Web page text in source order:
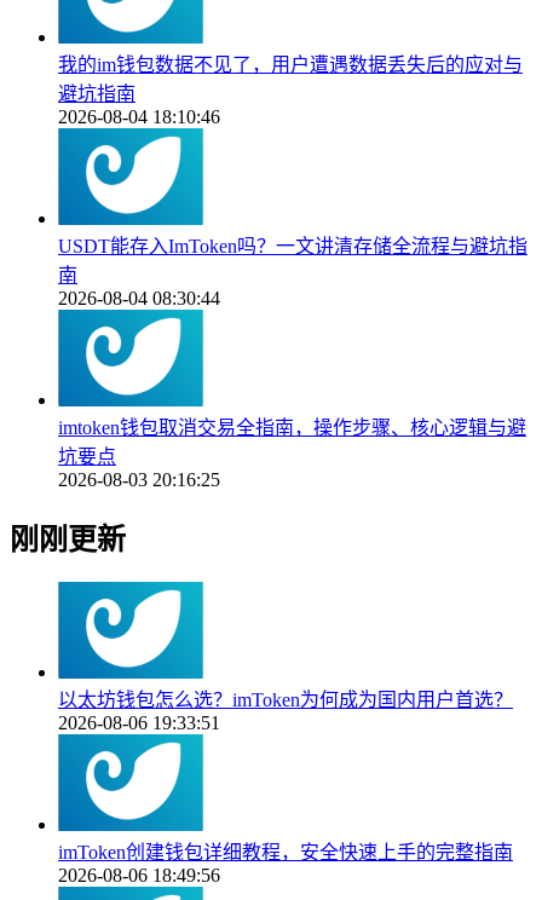
我的im钱包数据不见了，用户遭遇数据丢失后的应对与
避坑指南
2026-08-04 18:10:46
USDT能存入ImToken吗？一文讲清存储全流程与避坑指
南
2026-08-04 08:30:44
imtoken钱包取消交易全指南，操作步骤、核心逻辑与避
坑要点
2026-08-03 20:16:25
刚刚更新
以太坊钱包怎么选？imToken为何成为国内用户首选？
2026-08-06 19:33:51
imToken创建钱包详细教程，安全快速上手的完整指南
2026-08-06 18:49:56